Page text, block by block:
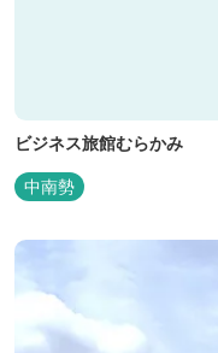
ビジネス旅館むらかみ
中南勢